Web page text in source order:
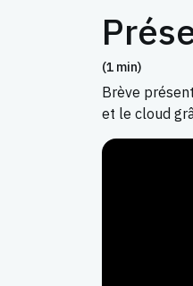
(1 min)
Brève
et le cloud